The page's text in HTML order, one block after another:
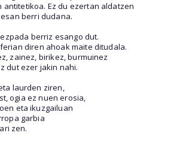
antitetikoa. Ez du ezertan aldatzen
esan berri dudana.
berriz esango dut.
diren ahoak maite ditudala.
zainez, birikez, burmuinez
dut ezer jakin nahi.
laurden ziren,
ogia ez nuen erosia,
eta ikuzgailuan
garbia
zen.